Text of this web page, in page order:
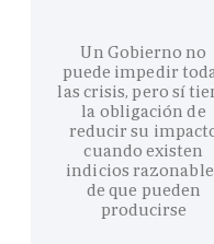
Un Gobierno no
puede impedir
las crisis, pero sí
la obligación de
reducir su
cuando existen
indicios
de que pueden
producirse